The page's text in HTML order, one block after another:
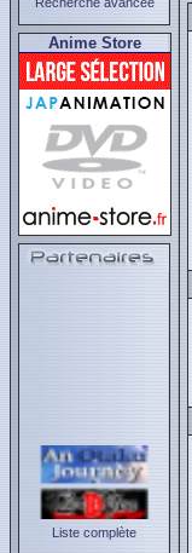
Anime Store
Liste complète